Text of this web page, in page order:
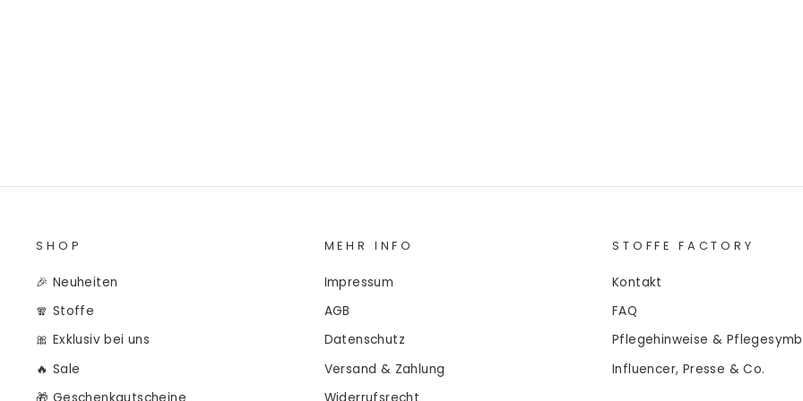
SHOP
🎉 Neuheiten
🧣 Stoffe
🎀 Exklusiv bei uns
🔥 Sale
MEHR INFO
Impressum
AGB
Datenschutz
Versand & Zahlung
STOFFE FACTORY
Kontakt
FAQ
Pflegehinweise &
Influencer, Presse & Co.